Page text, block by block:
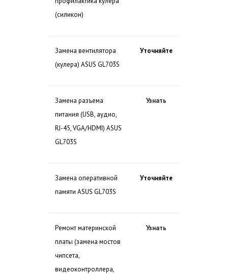
(силикон)
Замена вентилятора
(кулера) ASUS GL703S
Уточняйте
Замена разъема
питания (USB, аудио,
RJ-45, VGA/HDMI) ASUS
GL703S
Узнать
Замена оперативной
памяти ASUS GL703S
Уточняйте
Ремонт материнской
платы (замена мостов
чипсета,
видеоконтроллера,
Узнать